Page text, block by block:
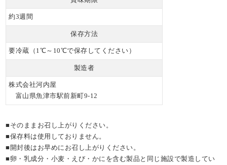
約3週間
保存方法
要冷蔵（1℃～10℃で保存してください）
製造者
株式会社河内屋
富山県魚津市駅前新町9-12
■そのままお召し上がりください。
■保存料は使用しておりません。
■開封後はお早めにお召し上がりください。
■卵・乳成分・小麦・えび・かにを含む製品と同じ施設で製造してい